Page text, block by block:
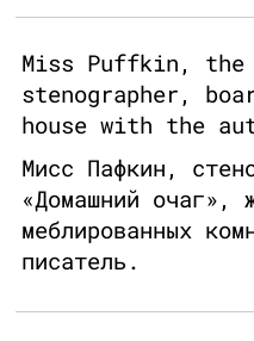
Miss Puffkin, the
stenographer,
house with the
Мисс Пафкин,
«Домашний очаг»,
меблированных
писатель.